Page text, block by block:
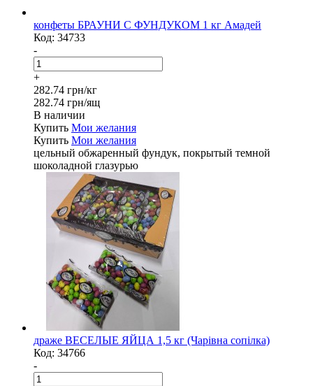
конфеты БРАУНИ С ФУНДУКОМ 1 кг Амадей
Код: 34733
-
+
282.74 грн/кг
282.74 грн/ящ
В наличии
Купить Мои желания
Купить Мои желания
цельный обжаренный фундук, покрытый темной
шоколадной глазурью
драже ВЕСЕЛЫЕ ЯЙЦА 1,5 кг (Чарівна сопілка)
Код: 34766
-